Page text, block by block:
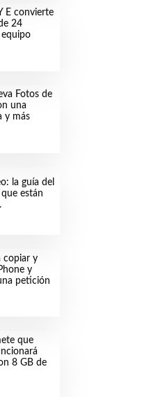
E convierte
24
Fotos de
una
y más
la guía del
están
copiar y
y
petición
que
8 GB de